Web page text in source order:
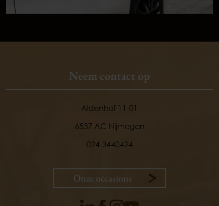
Neem contact op
Aldenhof 11-01
6537 AC Nijmegen
024-3440424
Onze occasions